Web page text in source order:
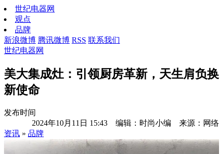
世纪电器网
观点
品牌
新浪微博 腾讯微博 RSS 联系我们
世纪电器网
美大集成灶：引领厨房革新，天生肩负换
新使命
发布时间
2024年10月11日 15:43 编辑：时尚小编 来源：网络
资讯 » 品牌